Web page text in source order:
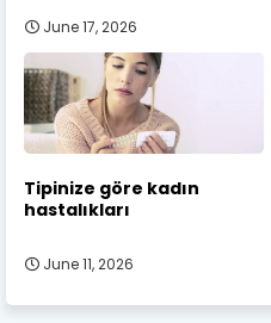
June 17, 2026
Tipinize göre kadın
hastalıkları
June 11, 2026